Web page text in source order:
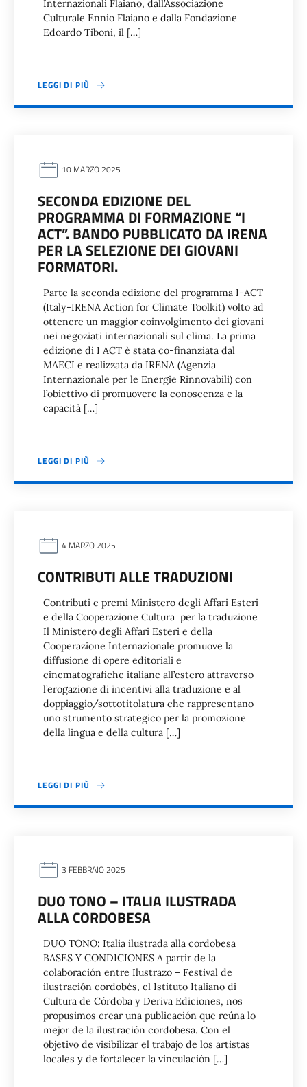
Internazionali Flaiano, dall’Associazione
Culturale Ennio Flaiano e dalla Fondazione
Edoardo Tiboni, il […]
LEGGI DI PIÙ
10 MARZO 2025
SECONDA EDIZIONE DEL
PROGRAMMA DI FORMAZIONE “I
ACT”. BANDO PUBBLICATO DA IRENA
PER LA SELEZIONE DEI GIOVANI
FORMATORI.
Parte la seconda edizione del programma I-ACT
(Italy-IRENA Action for Climate Toolkit) volto ad
ottenere un maggior coinvolgimento dei giovani
nei negoziati internazionali sul clima. La prima
edizione di I ACT è stata co-finanziata dal
MAECI e realizzata da IRENA (Agenzia
Internazionale per le Energie Rinnovabili) con
l’obiettivo di promuovere la conoscenza e la
capacità […]
LEGGI DI PIÙ
4 MARZO 2025
CONTRIBUTI ALLE TRADUZIONI
Contributi e premi Ministero degli Affari Esteri
e della Cooperazione Cultura per la traduzione
Il Ministero degli Affari Esteri e della
Cooperazione Internazionale promuove la
diffusione di opere editoriali e
cinematografiche italiane all’estero attraverso
l’erogazione di incentivi alla traduzione e al
doppiaggio/sottotitolatura che rappresentano
uno strumento strategico per la promozione
della lingua e della cultura […]
LEGGI DI PIÙ
3 FEBBRAIO 2025
DUO TONO – ITALIA ILUSTRADA
ALLA CORDOBESA
DUO TONO: Italia ilustrada alla cordobesa
BASES Y CONDICIONES A partir de la
colaboración entre Ilustrazo – Festival de
ilustración cordobés, el Istituto Italiano di
Cultura de Córdoba y Deriva Ediciones, nos
propusimos crear una publicación que reúna lo
mejor de la ilustración cordobesa. Con el
objetivo de visibilizar el trabajo de los artistas
locales y de fortalecer la vinculación […]